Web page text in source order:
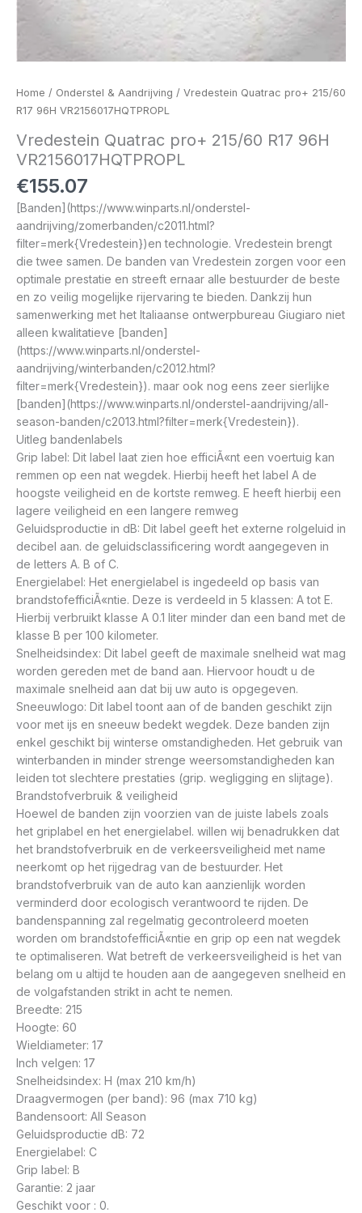
Home / Onderstel & Aandrijving / Vredestein Quatrac pro+ 215/60
R17 96H VR2156017HQTPROPL
Vredestein Quatrac pro+ 215/60 R17 96H
VR2156017HQTPROPL
€155.07
[Banden](https://www.winparts.nl/onderstel-
aandrijving/zomerbanden/c2011.html?
filter=merk{Vredestein})en technologie. Vredestein brengt
die twee samen. De banden van Vredestein zorgen voor een
optimale prestatie en streeft ernaar alle bestuurder de beste
en zo veilig mogelijke rijervaring te bieden. Dankzij hun
samenwerking met het Italiaanse ontwerpbureau Giugiaro niet
alleen kwalitatieve [banden]
(https://www.winparts.nl/onderstel-
aandrijving/winterbanden/c2012.html?
filter=merk{Vredestein}). maar ook nog eens zeer sierlijke
[banden](https://www.winparts.nl/onderstel-aandrijving/all-
season-banden/c2013.html?filter=merk{Vredestein}).
Uitleg bandenlabels
Grip label: Dit label laat zien hoe efficiÃ«nt een voertuig kan
remmen op een nat wegdek. Hierbij heeft het label A de
hoogste veiligheid en de kortste remweg. E heeft hierbij een
lagere veiligheid en een langere remweg
Geluidsproductie in dB: Dit label geeft het externe rolgeluid in
decibel aan. de geluidsclassificering wordt aangegeven in
de letters A. B of C.
Energielabel: Het energielabel is ingedeeld op basis van
brandstofefficiÃ«ntie. Deze is verdeeld in 5 klassen: A tot E.
Hierbij verbruikt klasse A 0.1 liter minder dan een band met de
klasse B per 100 kilometer.
Snelheidsindex: Dit label geeft de maximale snelheid wat mag
worden gereden met de band aan. Hiervoor houdt u de
maximale snelheid aan dat bij uw auto is opgegeven.
Sneeuwlogo: Dit label toont aan of de banden geschikt zijn
voor met ijs en sneeuw bedekt wegdek. Deze banden zijn
enkel geschikt bij winterse omstandigheden. Het gebruik van
winterbanden in minder strenge weersomstandigheden kan
leiden tot slechtere prestaties (grip. wegligging en slijtage).
Brandstofverbruik & veiligheid
Hoewel de banden zijn voorzien van de juiste labels zoals
het griplabel en het energielabel. willen wij benadrukken dat
het brandstofverbruik en de verkeersveiligheid met name
neerkomt op het rijgedrag van de bestuurder. Het
brandstofverbruik van de auto kan aanzienlijk worden
verminderd door ecologisch verantwoord te rijden. De
bandenspanning zal regelmatig gecontroleerd moeten
worden om brandstofefficiÃ«ntie en grip op een nat wegdek
te optimaliseren. Wat betreft de verkeersveiligheid is het van
belang om u altijd te houden aan de aangegeven snelheid en
de volgafstanden strikt in acht te nemen.
Breedte: 215
Hoogte: 60
Wieldiameter: 17
Inch velgen: 17
Snelheidsindex: H (max 210 km/h)
Draagvermogen (per band): 96 (max 710 kg)
Bandensoort: All Season
Geluidsproductie dB: 72
Energielabel: C
Grip label: B
Garantie: 2 jaar
Geschikt voor : 0.